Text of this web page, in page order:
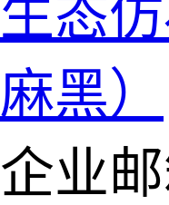
生态
麻黑）
企业邮